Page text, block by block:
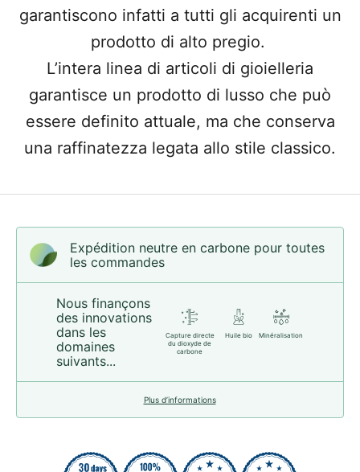
garantiscono infatti a tutti gli acquirenti un
prodotto di alto pregio.
L’intera linea di articoli di gioielleria
garantisce un prodotto di lusso che può
essere definito attuale, ma che conserva
una raffinatezza legata allo stile classico.
Expédition neutre en carbone pour toutes
les commandes
Nous finançons
des innovations
dans les
domaines
suivants...
Capture directe
du dioxyde de
carbone
Huile bio Minéralisation
Plus d’informations